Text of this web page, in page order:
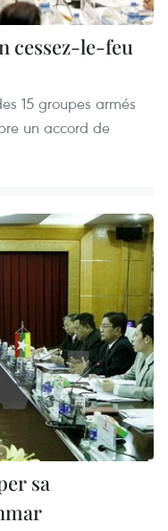
cessez-le-feu
15 groupes armés
un accord de
sa